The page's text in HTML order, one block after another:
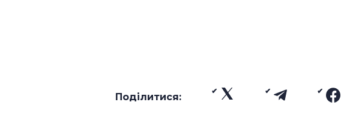
Поділитися: